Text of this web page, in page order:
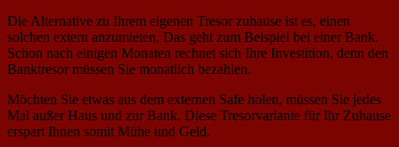
Die Alternative zu Ihrem eigenen Tresor zuhause ist es, einen
solchen extern anzumieten, Das geht zum Beispiel bei einer Bank.
Schon nach einigen Monaten rechnet sich Ihre Investition, denn den
Banktresor müssen Sie monatlich bezahlen.
Möchten Sie etwas aus dem externen Safe holen, müssen Sie jedes
Mal außer Haus und zur Bank. Diese Tresorvariante für Ihr Zuhause
erspart Ihnen somit Mühe und Geld.